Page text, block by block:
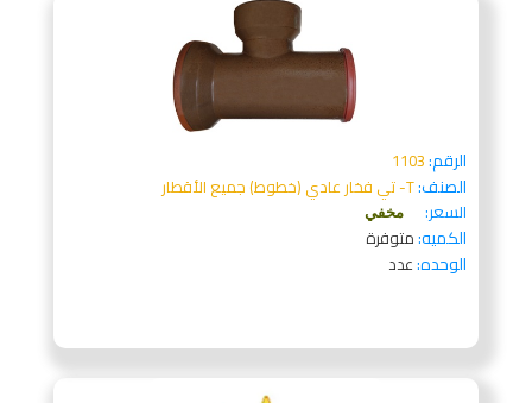
الرقم:1103
الصنف:T- تي فخار عادي (خطوط) جميع الأقطار
السعر:
مخفي
الكميه:متوفرة
الوحده:عدد